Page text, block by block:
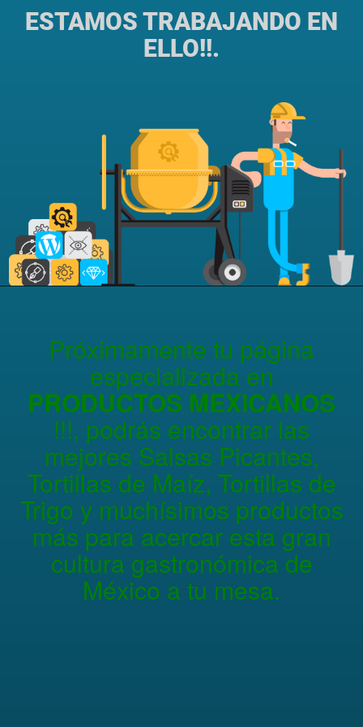
ESTAMOS TRABAJANDO EN
ELLO!!.
Próximamente tu página
especializada en
PRODUCTOS MEXICANOS
!!!, podrás encontrar las
mejores Salsas Picantes,
Tortillas de Maíz, Tortillas de
Trigo y muchísimos productos
más para acercar esta gran
cultura gastronómica de
México a tu mesa.